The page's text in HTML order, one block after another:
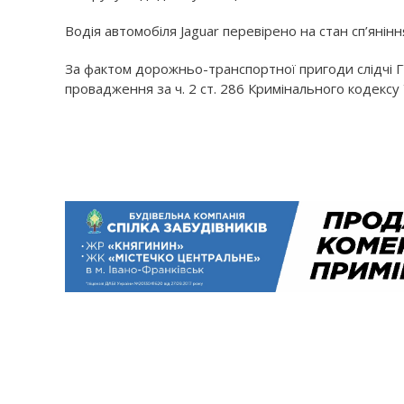
Водія автомобіля Jaguar перевірено на стан
За фактом дорожньо-транспортної пригоди слідчі
провадження за ч. 2 ст. 286 Кримінального